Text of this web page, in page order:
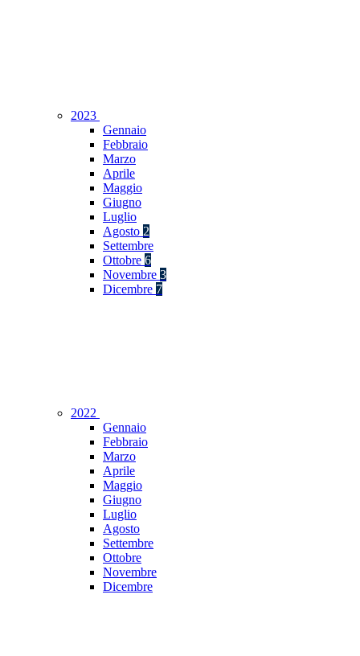
2023
Gennaio
Febbraio
Marzo
Aprile
Maggio
Giugno
Luglio
Agosto 2
Settembre
Ottobre 6
Novembre 3
Dicembre 7
2022
Gennaio
Febbraio
Marzo
Aprile
Maggio
Giugno
Luglio
Agosto
Settembre
Ottobre
Novembre
Dicembre